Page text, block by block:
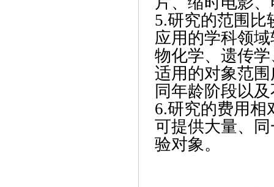
5.研究的范围比
应用的学科领
物化学、遗传
适用的对象范
同年龄阶段以
6.研究的费用相
可提供大量、
验对象。